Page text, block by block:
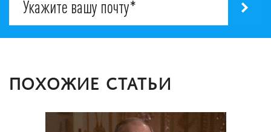
ПОХОЖИЕ СТАТЬИ